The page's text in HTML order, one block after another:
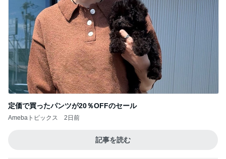
定価で買ったパンツが20％OFFのセール
Amebaトピックス 2日前
記事を読む